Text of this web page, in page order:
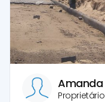
Amanda
Proprietário